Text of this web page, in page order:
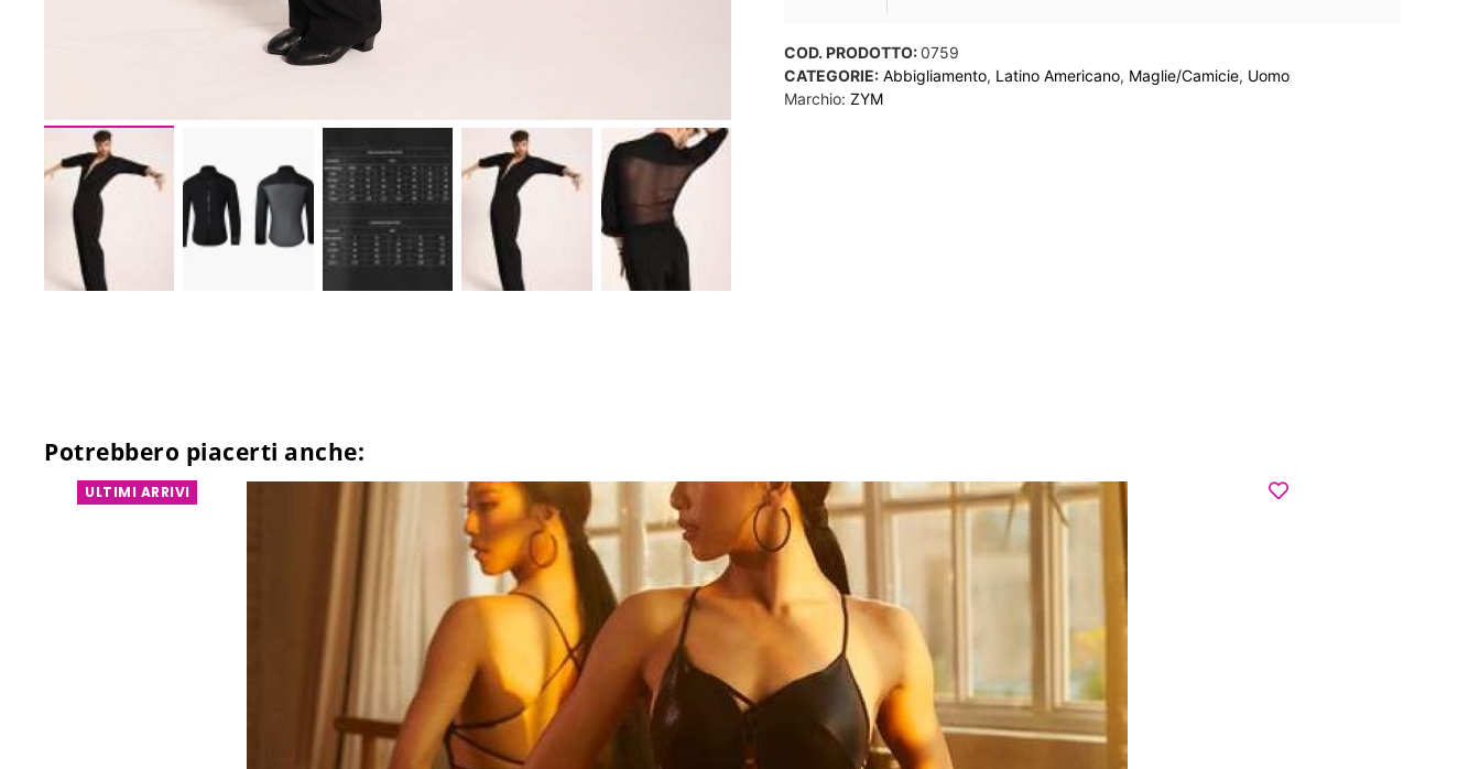
COD. PRODOTTO:0759
CATEGORIE: Abbigliamento, Latino Americano, Maglie/Camicie, Uomo
Marchio: ZYM
Potrebbero piacerti anche:
ULTIMI ARRIVI